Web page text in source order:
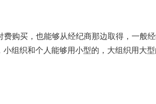
费购买，也能够从经纪商那边取得，一般
小组织和个人能够用小型的，大组织用大